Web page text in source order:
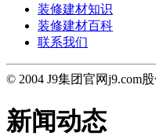
装修建材知识
装修建材百科
联系我们
© 2004 J9集团官网j9.com
新闻动态